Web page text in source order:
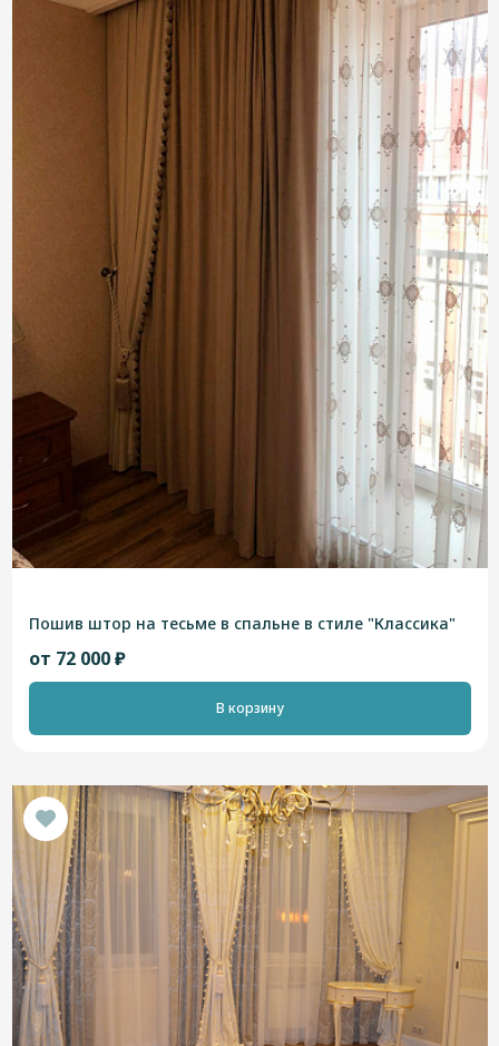
Пошив штор на тесьме в спальне в стиле "Классика"
от 72 000 ₽
В корзину